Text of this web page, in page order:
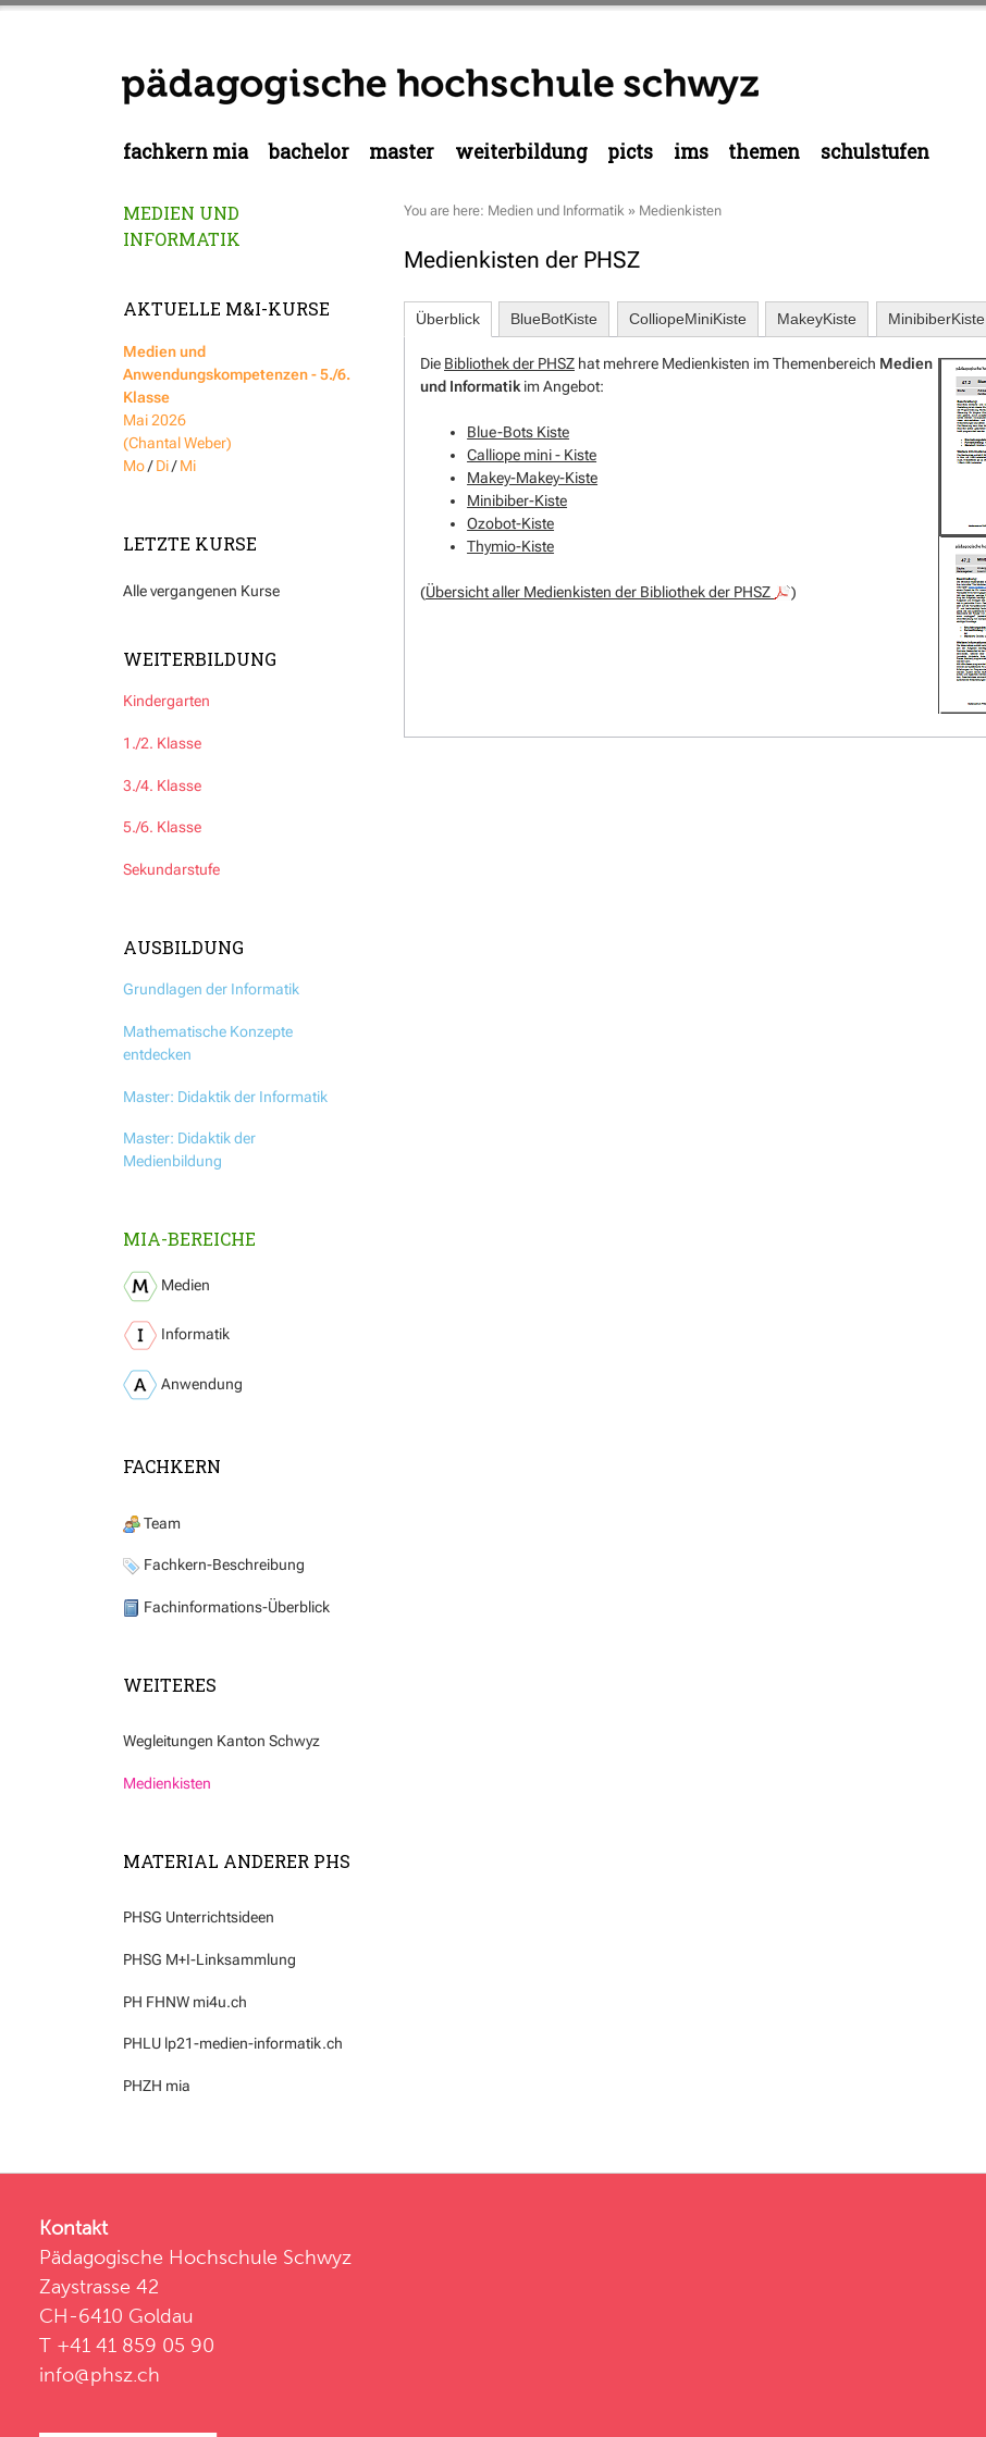
fachkern mia bachelor master weiterbildung picts ims themen schulstufen
MEDIEN UND
INFORMATIK
AKTUELLE M&I-KURSE
Medien und
Anwendungskompetenzen - 5./6.
Klasse
Mai 2026
(Chantal Weber)
Mo/Di/Mi
LETZTE KURSE
Alle vergangenen Kurse
WEITERBILDUNG
Kindergarten
1./2. Klasse
3./4. Klasse
5./6. Klasse
Sekundarstufe
AUSBILDUNG
Grundlagen der Informatik
Mathematische Konzepte
entdecken
Master: Didaktik der Informatik
Master: Didaktik der
Medienbildung
MIA-BEREICHE
Medien
Informatik
Anwendung
FACHKERN
Team
Fachkern-Beschreibung
Fachinformations-Überblick
WEITERES
Wegleitungen Kanton Schwyz
Medienkisten
MATERIAL ANDERER PHS
PHSG Unterrichtsideen
PHSG M+I-Linksammlung
PH FHNW mi4u.ch
PHLU lp21-medien-informatik.ch
PHZH mia
You are here: Medien und Informatik » Medienkisten
Medienkisten der PHSZ
Überblick BlueBotKiste ColliopeMiniKiste MakeyKiste MinibiberKiste
Die Bibliothek der PHSZ hat mehrere Medienkisten im Themenbereich Medien
und Informatik im Angebot:
Blue-Bots Kiste
Calliope mini - Kiste
Makey-Makey-Kiste
Minibiber-Kiste
Ozobot-Kiste
Thymio-Kiste
(Übersicht aller Medienkisten der Bibliothek der PHSZ )
Kontakt
Pädagogische Hochschule Schwyz
Zaystrasse 42
CH-6410 Goldau
T +41 41 859 05 90
info@phsz.ch